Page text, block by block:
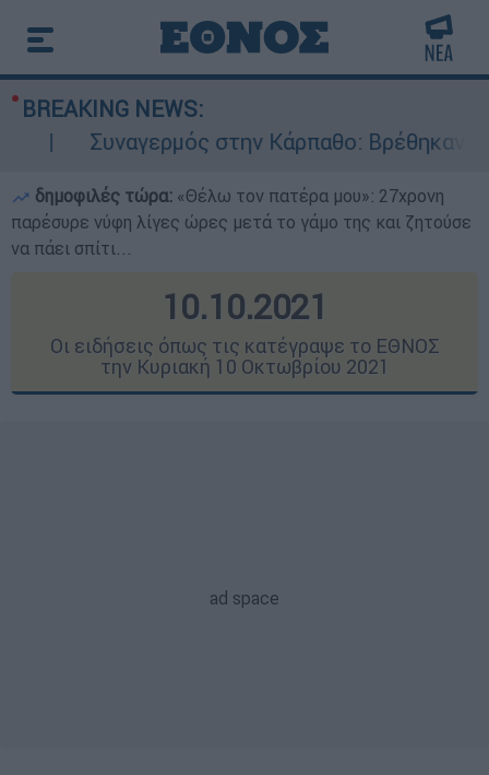
BREAKING NEWS:
στην Κάρπαθο: Βρέθηκαν παλιά
δημοφιλές τώρα: «Θέλω τον πατέρα μου»: 27χρονη
παρέσυρε νύφη λίγες ώρες μετά το γάμο της και ζητούσε
να πάει σπίτι...
10.10.2021
Οι ειδήσεις όπως τις κατέγραψε το ΕΘΝΟΣ
την Κυριακή 10 Οκτωβρίου 2021